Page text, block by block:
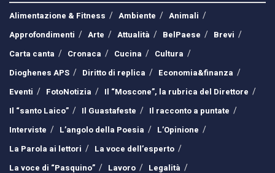
Alimentazione & Fitness
Ambiente
Animali
Approfondimenti
Arte Attualità BelPaese
Brevi
Carta canta
Cronaca Cucina
Cultura
Dioghenes APS
Diritto di replica
Economia&finanza
Eventi
FotoNotizia
Il “Moscone”, la rubrica del Direttore
Il “santo Laico”
Il Guastafeste
Il racconto a puntate
Interviste
L’angolo della Poesia
L’Opinione
La Parola ai lettori
La voce dell’esperto
La voce di “Pasquino”
Lavoro
Legalità